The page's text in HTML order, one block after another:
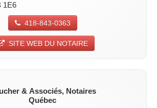
1E6
418-843-0363
SITE WEB DU NOTAIRE
& Associés, Notaires
Québec